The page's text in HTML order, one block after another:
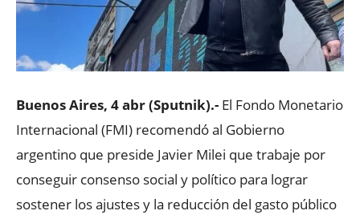
Buenos Aires, 4 abr (Sputnik).- El Fondo Monetario
Internacional (FMI) recomendó al Gobierno
argentino que preside Javier Milei que trabaje por
conseguir consenso social y político para lograr
sostener los ajustes y la reducción del gasto público